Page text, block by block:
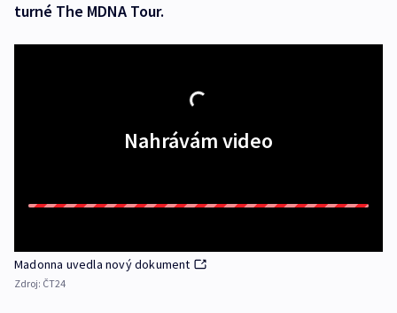
turné The MDNA Tour.
Nahrávám video
Madonna uvedla nový dokument
Zdroj: ČT24